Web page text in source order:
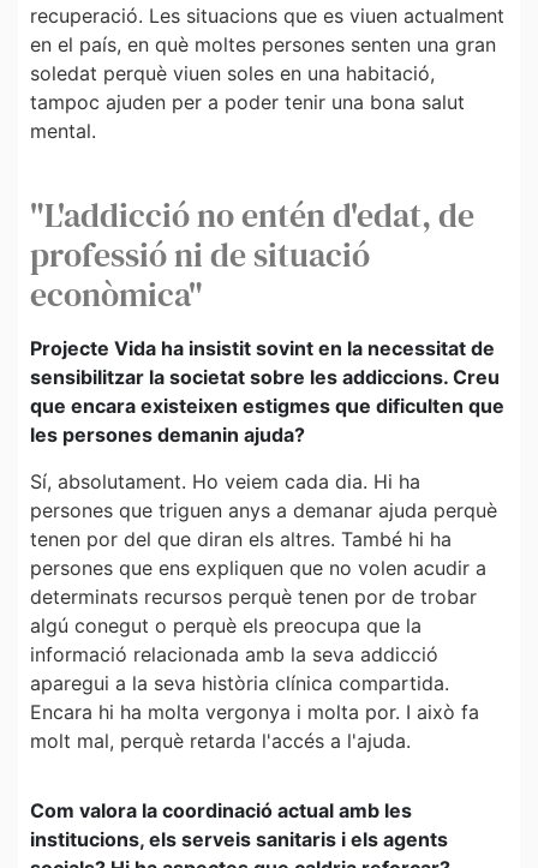
recuperació. Les situacions que es viuen actualment
en el país, en què moltes persones senten una gran
soledat perquè viuen soles en una habitació,
tampoc ajuden per a poder tenir una bona salut
mental.
"L'addicció no entén d'edat, de
professió ni de situació
econòmica"
Projecte Vida ha insistit sovint en la necessitat de
sensibilitzar la societat sobre les addiccions. Creu
que encara existeixen estigmes que dificulten que
les persones demanin ajuda?
Sí, absolutament. Ho veiem cada dia. Hi ha
persones que triguen anys a demanar ajuda perquè
tenen por del que diran els altres. També hi ha
persones que ens expliquen que no volen acudir a
determinats recursos perquè tenen por de trobar
algú conegut o perquè els preocupa que la
informació relacionada amb la seva addicció
aparegui a la seva història clínica compartida.
Encara hi ha molta vergonya i molta por. I això fa
molt mal, perquè retarda l'accés a l'ajuda.
Com valora la coordinació actual amb les
institucions, els serveis sanitaris i els agents